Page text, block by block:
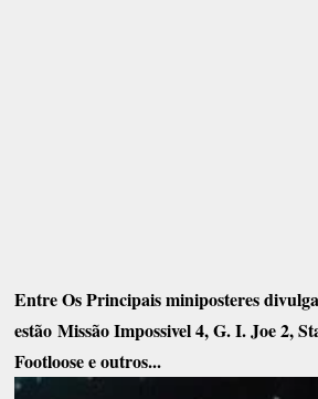
Entre Os Principais miniposteres
estão Missão Impossivel 4, G. I. Joe 2,
Footloose e outros...